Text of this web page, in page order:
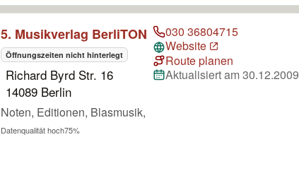
5. Musikverlag BerliTON
Öffnungszeiten nicht hinterlegt
Richard Byrd Str. 16
14089 Berlin
Noten, Editionen, Blasmusik,
Datenqualität hoch75%
030 36804715
Website
Route planen
Aktualisiert am 30.12.2009